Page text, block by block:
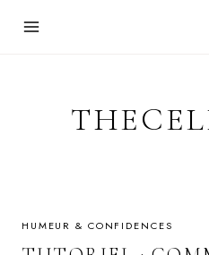
HUMEUR & CONFIDENCES